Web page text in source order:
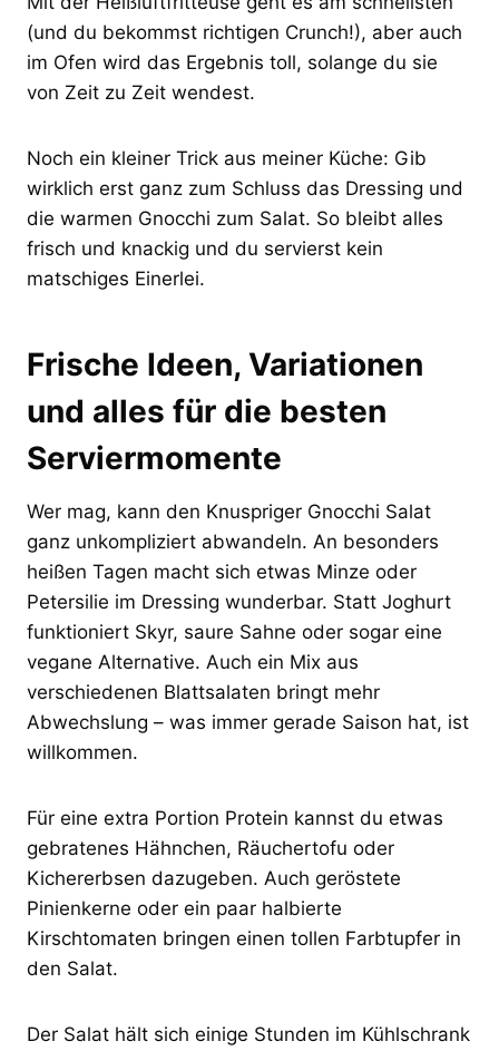
(und du bekommst richtigen Crunch!), aber auch
im Ofen wird das Ergebnis toll, solange du sie
von Zeit zu Zeit wendest.
Noch ein kleiner Trick aus meiner Küche: Gib
wirklich erst ganz zum Schluss das Dressing und
die warmen Gnocchi zum Salat. So bleibt alles
frisch und knackig und du servierst kein
matschiges Einerlei.
Frische Ideen, Variationen
und alles für die besten
Serviermomente
Wer mag, kann den Knuspriger Gnocchi Salat
ganz unkompliziert abwandeln. An besonders
heißen Tagen macht sich etwas Minze oder
Petersilie im Dressing wunderbar. Statt Joghurt
funktioniert Skyr, saure Sahne oder sogar eine
vegane Alternative. Auch ein Mix aus
verschiedenen Blattsalaten bringt mehr
Abwechslung – was immer gerade Saison hat, ist
willkommen.
Für eine extra Portion Protein kannst du etwas
gebratenes Hähnchen, Räuchertofu oder
Kichererbsen dazugeben. Auch geröstete
Pinienkerne oder ein paar halbierte
Kirschtomaten bringen einen tollen Farbtupfer in
den Salat.
Der Salat hält sich einige Stunden im Kühlschrank